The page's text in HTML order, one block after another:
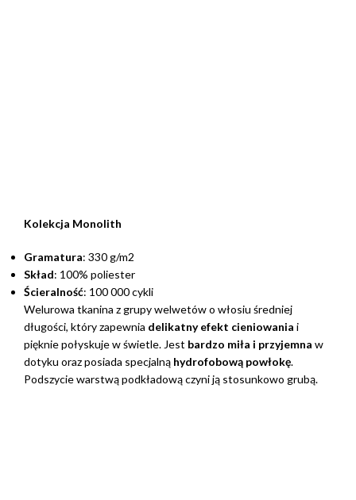
Kolekcja Monolith
Gramatura: 330 g/m2
Skład: 100% poliester
Ścieralność: 100 000 cykli
Welurowa tkanina z grupy welwetów o włosiu średniej
długości, który zapewnia delikatny efekt cieniowania i
pięknie połyskuje w świetle. Jest bardzo miła i przyjemna w
dotyku oraz posiada specjalną hydrofobową powłokę.
Podszycie warstwą podkładową czyni ją stosunkowo grubą.